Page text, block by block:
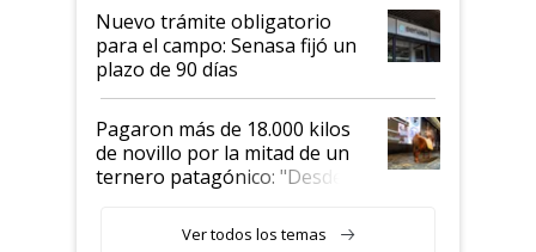
Nuevo trámite obligatorio
para el campo: Senasa fijó un
plazo de 90 días
Pagaron más de 18.000 kilos
de novillo por la mitad de un
ternero patagónico: "Desde
llamar la atención"
Ver todos los temas